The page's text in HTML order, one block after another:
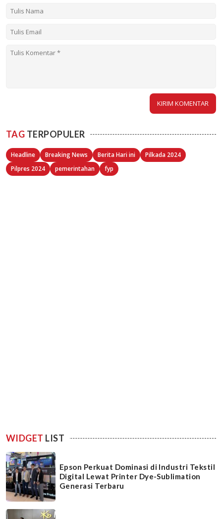
TAG TERPOPULER
Headline Breaking News Berita Hari ini
Pilkada 2024
Pilpres 2024
pemerintahan fyp
WIDGET LIST
Epson Perkuat Dominasi di Industri Tekstil
Digital Lewat Printer Dye-Sublimation
Generasi Terbaru